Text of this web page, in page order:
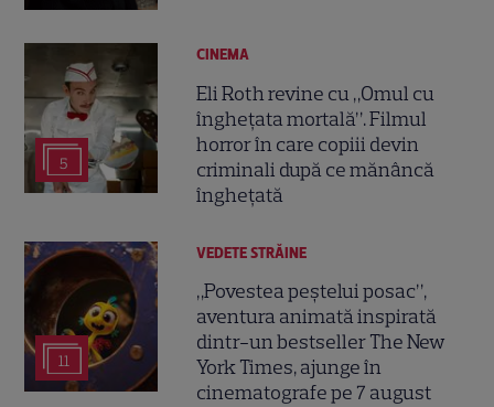
5
CINEMA
Eli Roth revine cu „Omul cu
înghețata mortală”. Filmul
horror în care copiii devin
criminali după ce mănâncă
înghețată
11
VEDETE STRĂINE
„Povestea peștelui posac”,
aventura animată inspirată
dintr-un bestseller The New
York Times, ajunge în
cinematografe pe 7 august